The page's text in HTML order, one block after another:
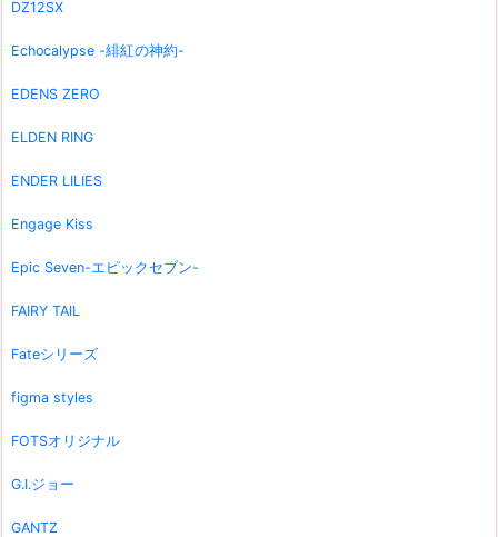
DZ12SX
Echocalypse -緋紅の神約-
EDENS ZERO
ELDEN RING
ENDER LILIES
Engage Kiss
Epic Seven-エピックセブン-
FAIRY TAIL
Fateシリーズ
figma styles
FOTSオリジナル
G.I.ジョー
GANTZ